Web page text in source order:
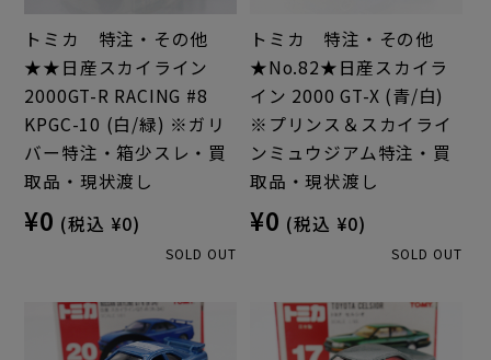
トミカ 特注・その他
★★日産スカイライン
2000GT-R RACING #8
KPGC-10 (白/緑) ※ガリ
バー特注・箱少スレ・買
取品・現状渡し
¥0 (税込 ¥0)
SOLD OUT
トミカ 特注・その他
★No.82★日産スカイラ
イン 2000 GT-X (青/白)
※プリンス＆スカイライ
ンミュウジアム特注・買
取品・現状渡し
¥0 (税込 ¥0)
SOLD OUT